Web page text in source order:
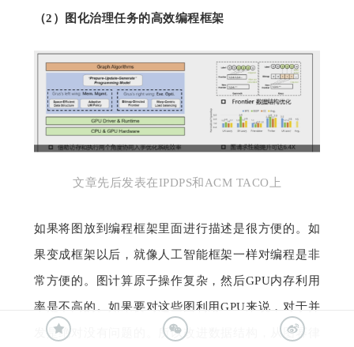
（2） 图化治理任务的高效编程框架
文章先后发表在IPDPS和ACM TACO上
如果将图放到编程框架里面进行描述是很方便的。如
果变成框架以后，就像人工智能框架一样对编程是非
常方便的。图计算原子操作复杂，然后GPU内存利用
率是不高的。如果要对这些图利用GPU来说，对于并
发是绝对没有问题的。所以改进数据结构，从图幂律